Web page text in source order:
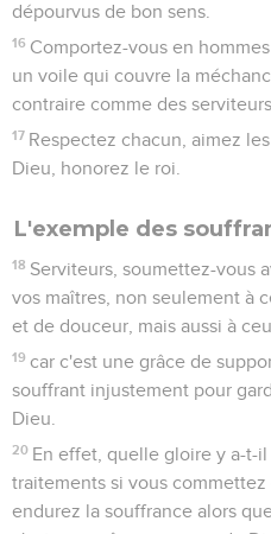
dépourvus de bon sens.
16 Comportez-vous en
un voile qui couvre la
contraire comme des
17 Respectez chacun, aimez
Dieu, honorez le roi.
L'exemple des
18 Serviteurs, soumettez-vous
vos maîtres, non seulement à
et de douceur, mais aussi à
19 car c'est une grâce de
souffrant injustement pour
Dieu.
20 En effet, quelle gloire y a-t-
traitements si vous commettez
endurez la souffrance alors